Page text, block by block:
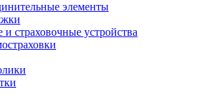
элементы
страховочные устройства